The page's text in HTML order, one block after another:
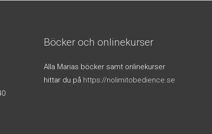
Böcker och onlinekurser
Alla Marias böcker samt onlinekurser
hittar du på https://nolimitobedience.se